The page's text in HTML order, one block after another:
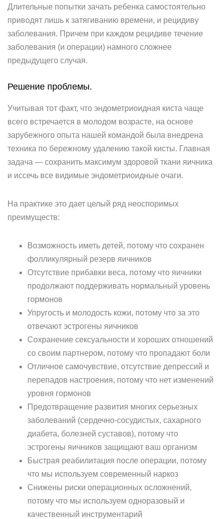
Длительные попытки зачать ребенка самостоятельно
приводят лишь к затягиванию времени, и рецидиву
заболевания. Причем при каждом рецидиве течение
заболевания (и операции) намного сложнее
предыдущего случая.
Решение проблемы.
Учитывая тот факт, что эндометриоидная киста чаще
всего встречается в молодом возрасте, на основе
зарубежного опыта нашей командой была внедрена
техника по бережному удалению такой кисты. Главная
задача — сохранить максимум здоровой ткани яичника
и иссечь все видимые эндометриоидные очаги.
На практике это дает целый ряд неоспоримых
преимуществ:
Возможность иметь детей, потому что сохранен
фолликулярный резерв яичников
Отсутствие прибавки веса, потому что яичники
продолжают поддерживать нормальный уровень
гормонов
Упругость и молодость кожи, потому что за это
отвечают эстрогены яичников
Сохранение сексуальности и хороших отношений
со своим партнером, потому что пропадают боли
Отличное самочувствие, отсутствие депрессий и
перепадов настроения, потому что нет изменений
уровня гормонов
Предотвращение развития многих серьезных
заболеваний (сердечно-сосудистых, сахарного
диабета, болезней суставов), потому что
эстрогены яичников защищают ваш организм
Быстрая реабилитация после операции, потому
что мы используем современный наркоз
Снижены риски операционных осложнений,
потому что мы используем одноразовый и
качественный инструментарий